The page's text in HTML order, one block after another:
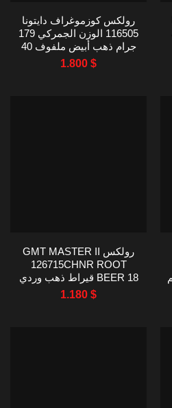
رولكس كوزموغراف دايتونا
116505 الوزن الجمركي 179
جرام ذهب أبيض ملفوف 40
ملم
1.800 $
رولكس GMT MASTER II
126715CHNR ROOT
BEER 18 قيراط ذهب وردي
ملفوف 40 مم1.180 $